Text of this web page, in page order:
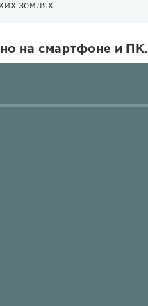
землях
на смартфоне и ПК.